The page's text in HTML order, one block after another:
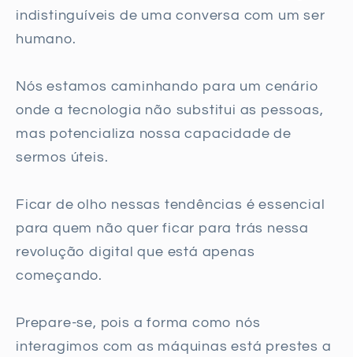
indistinguíveis de uma conversa com um ser
humano.
Nós estamos caminhando para um cenário
onde a tecnologia não substitui as pessoas,
mas potencializa nossa capacidade de
sermos úteis.
Ficar de olho nessas tendências é essencial
para quem não quer ficar para trás nessa
revolução digital que está apenas
começando.
Prepare-se, pois a forma como nós
interagimos com as máquinas está prestes a